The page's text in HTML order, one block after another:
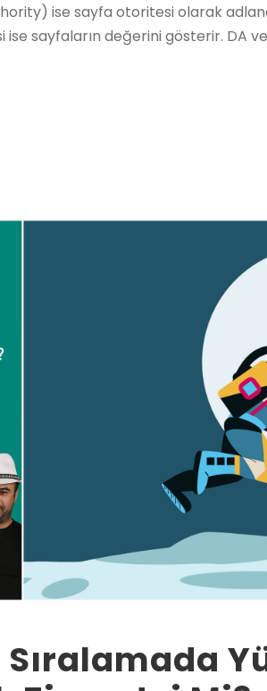
ise sayfa otoritesi olarak
ise sayfaların değerini gösterir. DA
Sıralamada